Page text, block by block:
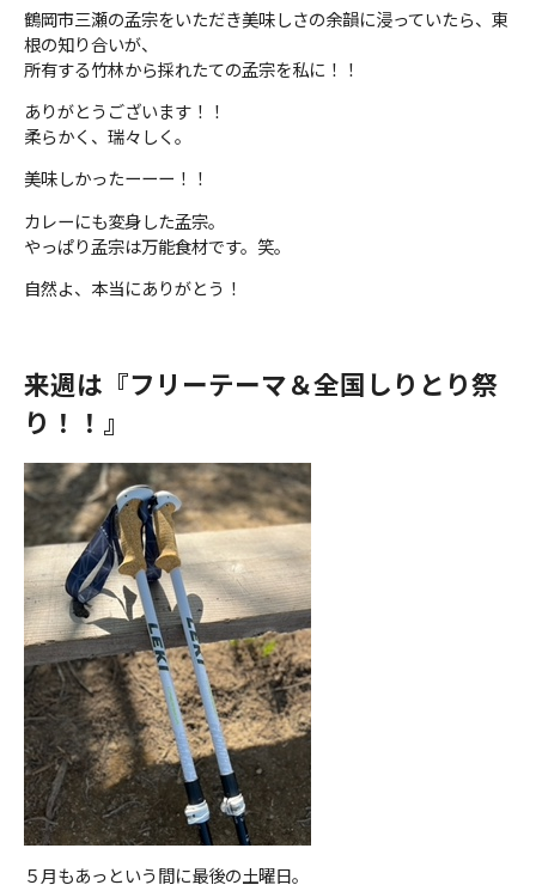
鶴岡市三瀬の孟宗をいただき美味しさの余韻に浸っていたら、東
根の知り合いが、
所有する竹林から採れたての孟宗を私に！！
ありがとうございます！！
柔らかく、瑞々しく。
美味しかったーーー！！
カレーにも変身した孟宗。
やっぱり孟宗は万能食材です。笑。
自然よ、本当にありがとう！
来週は『フリーテーマ＆全国しりとり祭
り！！』
５月もあっという間に最後の土曜日。